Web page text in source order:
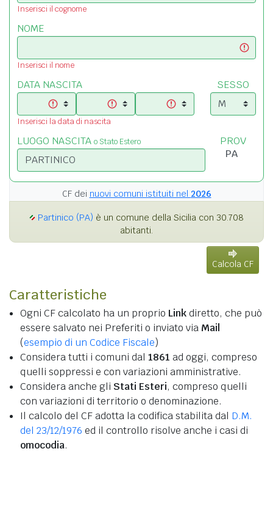
Inserisci il cognome
NOME
Inserisci il nome
DATA NASCITA
Inserisci la data di nascita
SESSO
LUOGO NASCITA o Stato Estero PROV
CF dei nuovi comuni istituiti nel 2026
Partinico (PA) è un comune della Sicilia con 30.708
abitanti.
Calcola CF
Caratteristiche
Ogni CF calcolato ha un proprio Linkdiretto, che può
essere salvato nei Preferiti o inviato via Mail
(esempio di un Codice Fiscale)
Considera tutti i comuni dal 1861 ad oggi, compreso
quelli soppressi e con variazioni amministrative.
Considera anche gli Stati Esteri, compreso quelli
con variazioni di territorio o denominazione.
Il calcolo del CF adotta la codifica stabilita dal D.M.
del 23/12/1976 ed il controllo risolve anche i casi di
omocodia.